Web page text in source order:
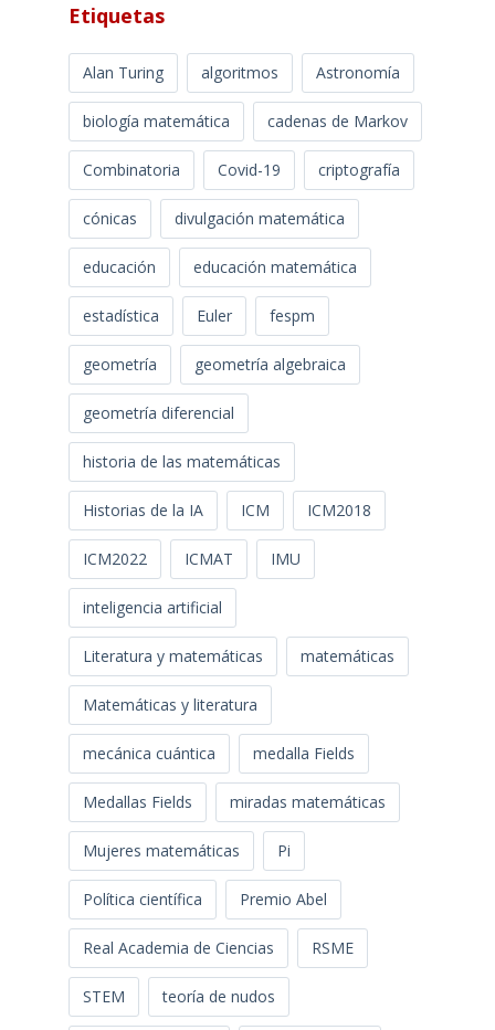
Etiquetas
Alan Turing algoritmos Astronomía
biología matemática cadenas de Markov
Combinatoria Covid-19 criptografía
cónicas divulgación matemática
educación educación matemática
estadística Euler fespm
geometría geometría algebraica
geometría diferencial
historia de las matemáticas
Historias de la IA ICM ICM2018
ICM2022 ICMAT IMU
inteligencia artificial
Literatura y matemáticas matemáticas
Matemáticas y literatura
mecánica cuántica medalla Fields
Medallas Fields miradas matemáticas
Mujeres matemáticas Pi
Política científica Premio Abel
Real Academia de Ciencias RSME
STEM teoría de nudos